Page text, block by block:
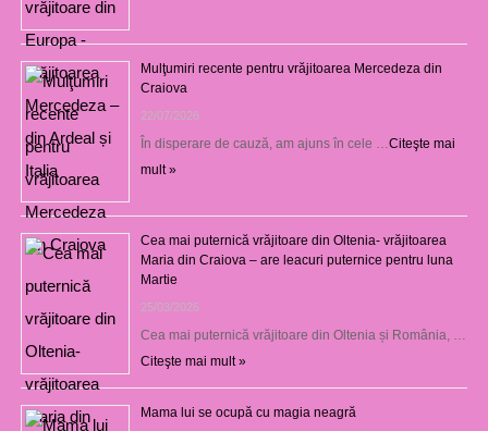
Mulţumiri recente pentru vrăjitoarea Mercedeza din
Craiova
22/07/2026
În disperare de cauză, am ajuns în cele … Citeşte mai
mult »
Cea mai puternică vrăjitoare din Oltenia- vrăjitoarea
Maria din Craiova – are leacuri puternice pentru luna
Martie
25/03/2026
Cea mai puternică vrăjitoare din Oltenia și România, …
Citeşte mai mult »
Mama lui se ocupă cu magia neagră